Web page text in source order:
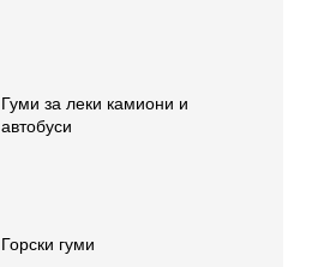
Гуми за леки камиони и
автобуси
Горски гуми